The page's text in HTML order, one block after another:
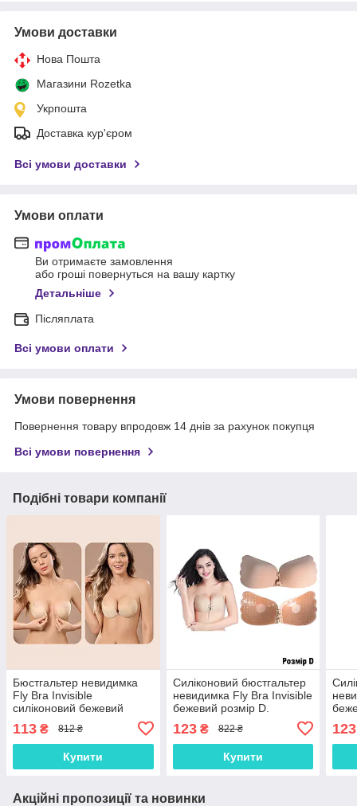
Умови доставки
Нова Пошта
Магазини Rozetka
Укрпошта
Доставка кур'єром
Всі умови доставки
Умови оплати
Ви отримаєте замовлення
або гроші повернуться на вашу картку
Детальніше
Післяплата
Всі умови оплати
Умови повернення
Повернення товару впродовж 14 днів за рахунок покупця
Всі умови повернення
Подібні товари компанії
Бюстгальтер невидимка
Fly Bra Invisible
силіконовий бежевий
бюстгальтер під сукню
113 ₴ 812 ₴
Купити
Силіконовий бюстгальтер
невидимка Fly Bra Invisible
бежевий розмір D.
Невидимий бюстгальтер
Bra Флай Бра
123₴ 822 ₴
Купити
123
Акційні пропозиції та новинки